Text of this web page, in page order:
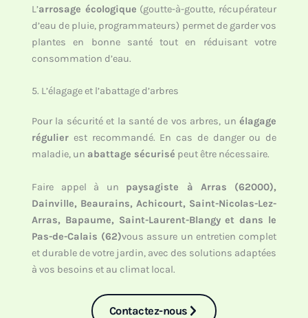
L’arrosage écologique (goutte-à-goutte, récupérateur
d’eau de pluie, programmateurs) permet de garder vos
plantes en bonne santé tout en réduisant votre
consommation d’eau.
5. L’élagage et l’abattage d’arbres
Pour la sécurité et la santé de vos arbres, un élagage
régulier est recommandé. En cas de danger ou de
maladie, un abattage sécurisé peut être nécessaire.
Faire appel à un paysagiste à Arras
(62000),
Dainville, Beaurains, Achicourt, Saint-Nicolas-Lez-
Arras, Bapaume, Saint-Laurent-Blangy et dans le
Pas-de-Calais (62)vous assure un entretien complet
et durable de votre jardin, avec des solutions adaptées
à vos besoins et au climat local.
Contactez-nous